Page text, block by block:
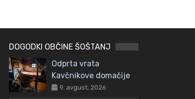
DOGODKI OBČINE ŠOŠTANJ
Odprta vrata
Kavčnikove domačije
9. avgust, 2026